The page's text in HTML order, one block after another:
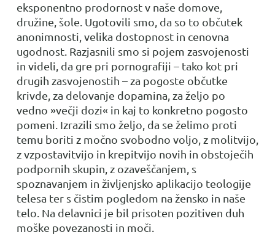
eksponentno prodornost v naše domove,
družine, šole. Ugotovili smo, da so to občutek
anonimnosti, velika dostopnost in cenovna
ugodnost. Razjasnili smo si pojem zasvojenosti
in videli, da gre pri pornografiji – tako kot pri
drugih zasvojenostih – za pogoste občutke
krivde, za delovanje dopamina, za željo po
vedno »večji dozi« in kaj to konkretno pogosto
pomeni. Izrazili smo željo, da se želimo proti
temu boriti z močno svobodno voljo, z molitvijo,
z vzpostavitvijo in krepitvijo novih in obstoječih
podpornih skupin, z ozaveščanjem, s
spoznavanjem in življenjsko aplikacijo teologije
telesa ter s čistim pogledom na žensko in naše
telo. Na delavnici je bil prisoten pozitiven duh
moške povezanosti in moči.